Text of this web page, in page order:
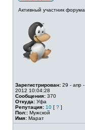
Активный участник форума
Зарегистрирован: 29 - апр -
2012 10:04:28
Сообщения: 370
Откуда: Уфа
Репутация: 10 [ ? ]
Пол:: Мужской
Имя: Марат